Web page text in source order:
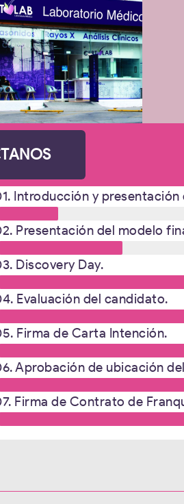
Introducción y
Presentación del modelo
Discovery Day.
Evaluación del candidato.
Firma de Carta Intención.
Aprobación de ubicación
Firma de Contrato de